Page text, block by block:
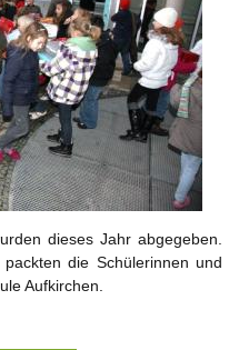
dieses Jahr abgegeben.
die Schülerinnen und
Aufkirchen.